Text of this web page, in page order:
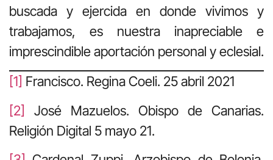
buscada y ejercida en donde vivimos y
trabajamos, es nuestra inapreciable e
imprescindible aportación personal y eclesial.
[1] Francisco. Regina Coeli. 25 abril 2021
[2]
José Mazuelos. Obispo de Canarias.
Religión Digital 5 mayo 21.